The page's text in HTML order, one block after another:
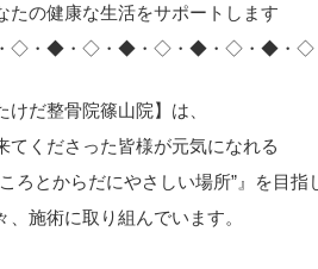
たの健康な生活をサポートします
◇・◆・◇・◆・◇・◆・◇・◆・
けだ整骨院篠山院】は、
てくださった皆様が元気になれる
ろとからだにやさしい場所”』を目指
、施術に取り組んでいます。